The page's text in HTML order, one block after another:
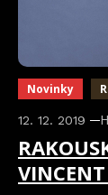
Novinky
12. 12. 2019